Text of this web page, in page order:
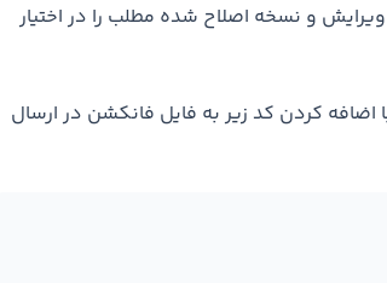
ویرایش و نسخه اصلاح شده مطلب را در اختیار
کردن کد زیر به فایل فانکشن در ارسال